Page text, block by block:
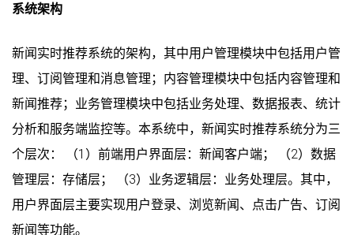
系统架构
新闻实时推荐系统的架构，其中用户管理模块中包括用户管
理、订阅管理和消息管理；内容管理模块中包括内容管理和
新闻推荐；业务管理模块中包括业务处理、数据报表、统计
分析和服务端监控等。本系统中，新闻实时推荐系统分为三
个层次： （1）前端用户界面层：新闻客户端； （2）数据
管理层：存储层； （3）业务逻辑层：业务处理层。其中，
用户界面层主要实现用户登录、浏览新闻、点击广告、订阅
新闻等功能。